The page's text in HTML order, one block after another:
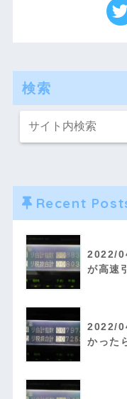
検索
Recent
2022/
が高速
2022/
かった